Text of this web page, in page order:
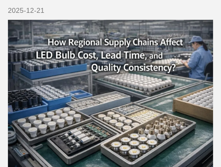
2025-12-21